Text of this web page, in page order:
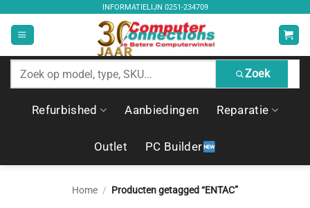
inhoud
INFORMATIELIJN 0251-234709
Zoek
producten
Zoek
Refurbished Aanbiedingen Reparatie
Outlet PC Builder
Home / Producten getagged “ENTAC”